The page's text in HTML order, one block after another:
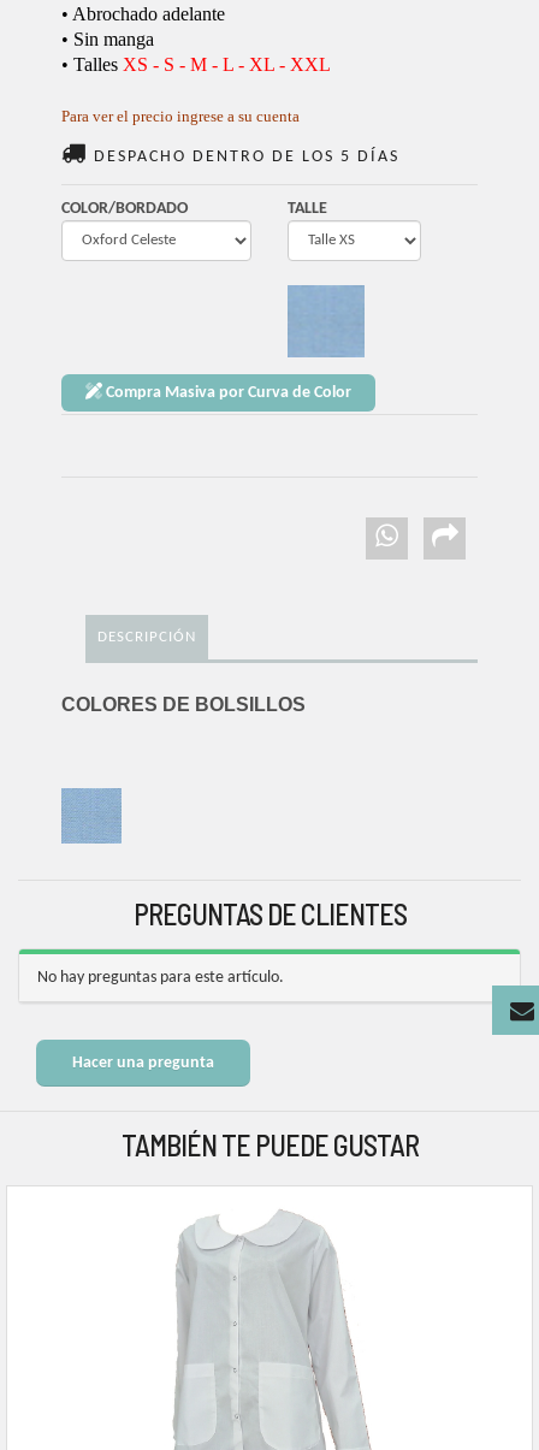
• Abrochado adelante
• Sin manga
• Talles XS - S - M - L - XL - XXL
Para ver el precio ingrese a su cuenta
DESPACHO DENTRO DE LOS 5 DÍAS
COLOR/BORDADO TALLE
Compra Masiva por Curva de Color
DESCRIPCIÓN
COLORES DE BOLSILLOS
PREGUNTAS DE CLIENTES
No hay preguntas para este artículo.
Hacer una pregunta
TAMBIÉN TE PUEDE GUSTAR